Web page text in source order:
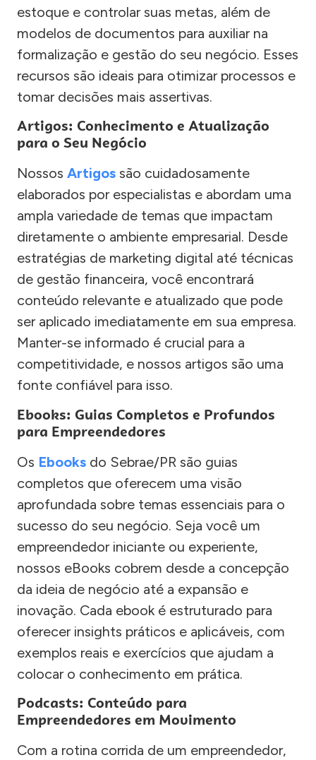
estoque e controlar suas metas, além de
modelos de documentos para auxiliar na
formalização e gestão do seu negócio. Esses
recursos são ideais para otimizar processos e
tomar decisões mais assertivas.
Artigos: Conhecimento e Atualização
para o Seu Negócio
Nossos Artigos são cuidadosamente
elaborados por especialistas e abordam uma
ampla variedade de temas que impactam
diretamente o ambiente empresarial. Desde
estratégias de marketing digital até técnicas
de gestão financeira, você encontrará
conteúdo relevante e atualizado que pode
ser aplicado imediatamente em sua empresa.
Manter-se informado é crucial para a
competitividade, e nossos artigos são uma
fonte confiável para isso.
Ebooks: Guias Completos e Profundos
para Empreendedores
Os Ebooks do Sebrae/PR são guias
completos que oferecem uma visão
aprofundada sobre temas essenciais para o
sucesso do seu negócio. Seja você um
empreendedor iniciante ou experiente,
nossos eBooks cobrem desde a concepção
da ideia de negócio até a expansão e
inovação. Cada ebook é estruturado para
oferecer insights práticos e aplicáveis, com
exemplos reais e exercícios que ajudam a
colocar o conhecimento em prática.
Podcasts: Conteúdo para
Empreendedores em Movimento
Com a rotina corrida de um empreendedor,